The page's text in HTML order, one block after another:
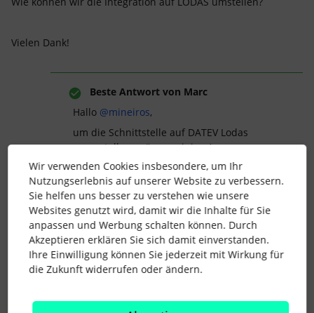
Vielen Dank!
Beste Antwort von Marc
Hallo @mineiros,
um die Schnittstelle auf DATEV Lodas
umzustellen, müssen einige Anpassungen
von unserer Seite in Eurem Account
vorgenommen werden.
Bitte kontaktiere dafür Deinen Growth
Manager überAntworten finden (Hilfe >
Support und Updates > Antworten finden)
direkt aus Deinem Personio-Account.
Liebe Grüße
Marc
Wir verwenden Cookies insbesondere, um Ihr
Nutzungserlebnis auf unserer Website zu verbessern.
Sie helfen uns besser zu verstehen wie unsere
Websites genutzt wird, damit wir die Inhalte für Sie
anpassen und Werbung schalten können. Durch
Akzeptieren erklären Sie sich damit einverstanden.
Ihre Einwilligung können Sie jederzeit mit Wirkung für
die Zukunft widerrufen oder ändern.